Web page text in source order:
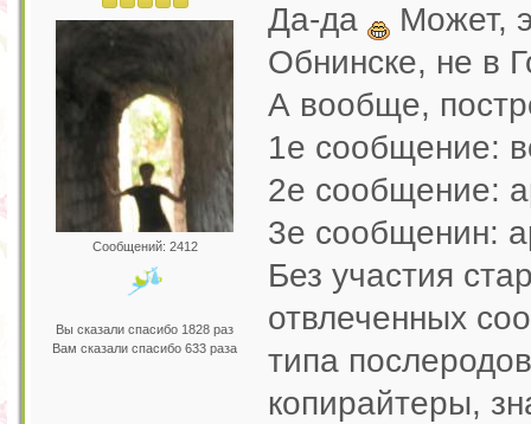
Сообщений: 2412
Вы сказали спасибо 1828 раз
Вам сказали спасибо 633 раза
Да-да
Может,
Обнинске, не в
А вообще,
1е сообщение:
2е сообщение:
3е сообщенин:
Без участия
отвлеченных
типа
копирайтеры,